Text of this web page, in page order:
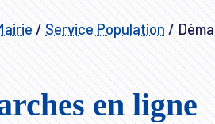
/ Service Population /
en ligne